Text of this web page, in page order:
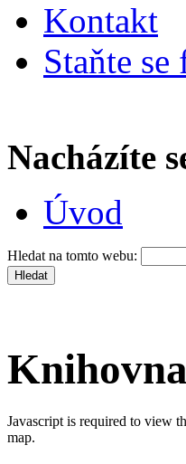
Kontakt
Staňte
Nacházíte
Úvod
Hledat na tomto webu:
Javascript is required to view
map.